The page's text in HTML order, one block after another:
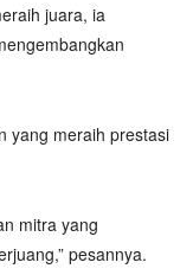
juara, ia
yang meraih prestasi
mitra yang
pesannya.